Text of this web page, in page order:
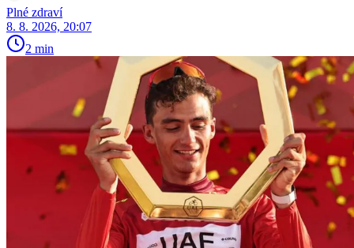
Plné zdraví
8. 8. 2026, 20:07
2 min